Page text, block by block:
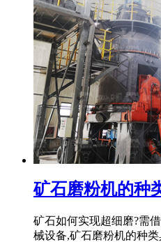
矿石磨粉机的种
矿石如何实现超细磨?需
械设备,矿石磨粉机的种